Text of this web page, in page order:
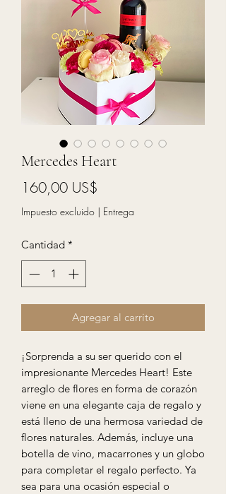
Mercedes Heart
160,00 US$
Impuesto excluido | Entrega
Cantidad *
Agregar al carrito
¡Sorprenda a su ser querido con el
impresionante Mercedes Heart! Este
arreglo de flores en forma de corazón
viene en una elegante caja de regalo y
está lleno de una hermosa variedad de
flores naturales. Además, incluye una
botella de vino, macarrones y un globo
para completar el regalo perfecto. Ya
sea para una ocasión especial o